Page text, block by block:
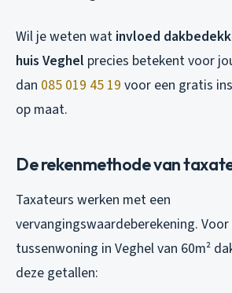
Wil je weten wat invloed
huis Veghel precies betekent voor
dan 085 019 45 19 voor een gratis
op maat.
De rekenmethode van
Taxateurs werken met een
vervangingswaardeberekening.
tussenwoning in Veghel van 60m²
deze getallen: